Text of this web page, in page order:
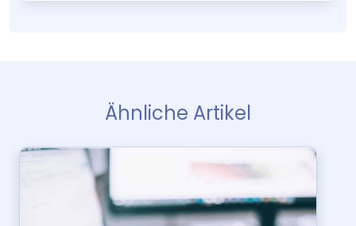
Ähnliche Artikel